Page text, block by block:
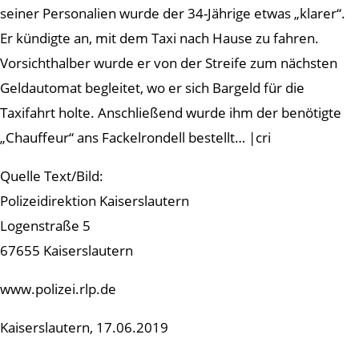
seiner Personalien wurde der 34-Jährige etwas „klarer“.
Er kündigte an, mit dem Taxi nach Hause zu fahren.
Vorsichthalber wurde er von der Streife zum nächsten
Geldautomat begleitet, wo er sich Bargeld für die
Taxifahrt holte. Anschließend wurde ihm der benötigte
„Chauffeur“ ans Fackelrondell bestellt… |cri
Quelle Text/Bild:
Polizeidirektion Kaiserslautern
Logenstraße 5
67655 Kaiserslautern
www.polizei.rlp.de
Kaiserslautern, 17.06.2019